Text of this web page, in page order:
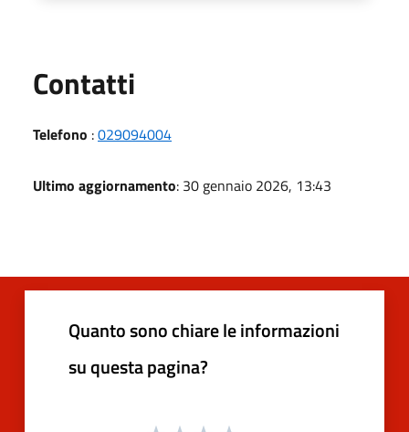
Contatti
Telefono :029094004
Ultimo aggiornamento: 30 gennaio 2026, 13:43
Quanto sono chiare le informazioni
su questa pagina?